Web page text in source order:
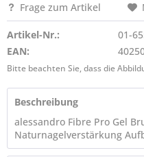
Frage zum Artikel
Artikel-Nr.:
01-
EAN:
Bitte beachten Sie, dass die
Beschreibung
alessandro Fibre Pro Gel
Naturnagelverstärkung